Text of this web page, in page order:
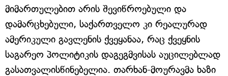
მიმართულებით არის შევიწროებული და
დამარცხებული, საქართველო კი რეალურად
ამერიკული გავლენის ქვეყანაა, რაც ქვეყნის
საგარეო პოლიტიკის დაგეგმვისას აუცილებლად
გასათვალისწინებელია. თარხან-მოურავმა ხაზი